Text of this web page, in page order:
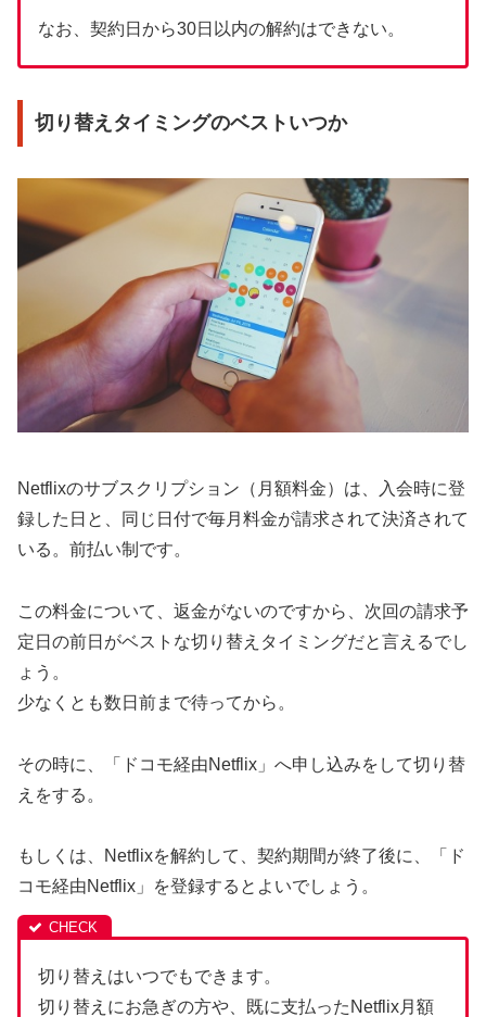
なお、契約日から30日以内の解約はできない。
切り替えタイミングのベストいつか
Netflixのサブスクリプション（月額料金）は、入会時に登
録した日と、同じ日付で毎月料金が請求されて決済されて
いる。前払い制です。
この料金について、返金がないのですから、次回の請求予
定日の前日がベストな切り替えタイミングだと言えるでし
ょう。
少なくとも数日前まで待ってから。
その時に、「ドコモ経由Netflix」へ申し込みをして切り替
えをする。
もしくは、Netflixを解約して、契約期間が終了後に、「ド
コモ経由Netflix」を登録するとよいでしょう。
切り替えはいつでもできます。
切り替えにお急ぎの方や、既に支払ったNetflix月額